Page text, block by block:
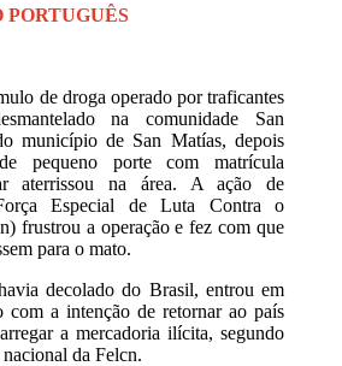
de droga operado por traficantes
na comunidade San
município de San Matías, depois
pequeno porte com matrícula
aterrissou na área. A ação de
Especial de Luta Contra o
frustrou a operação e fez com que
para o mato.
decolado do Brasil, entrou em
com a intenção de retornar ao país
a mercadoria ilícita, segundo
da Felcn.